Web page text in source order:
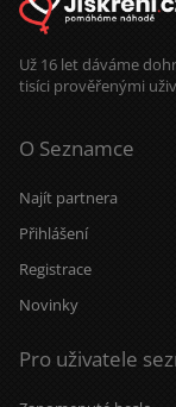
Už 16 let dáváme
tisíci prověřenými
O Seznamce
Najít partnera
Přihlášení
Registrace
Novinky
Pro uživatele